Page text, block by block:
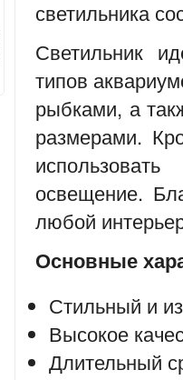
светильника
Светильник
типов
рыбками, а
размерами.
освещение.
любой
Основные
Стильный и
Высокое
Длительный